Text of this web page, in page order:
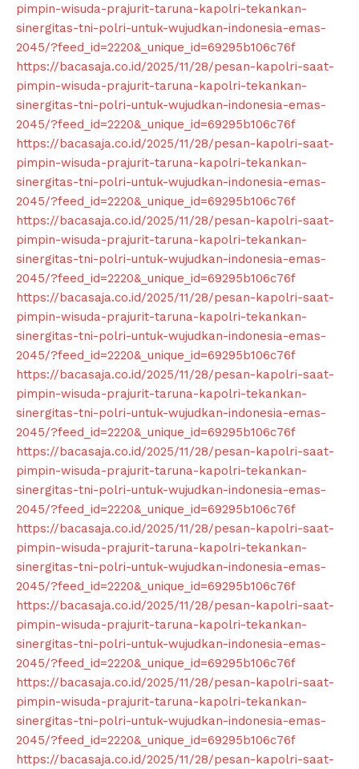
pimpin-wisuda-prajurit-taruna-kapolri-tekankan-
sinergitas-tni-polri-untuk-wujudkan-indonesia-emas-
2045/?feed_id=2220&_unique_id=69295b106c76f
https://bacasaja.co.id/2025/11/28/pesan-kapolri-saat-
pimpin-wisuda-prajurit-taruna-kapolri-tekankan-
sinergitas-tni-polri-untuk-wujudkan-indonesia-emas-
2045/?feed_id=2220&_unique_id=69295b106c76f
https://bacasaja.co.id/2025/11/28/pesan-kapolri-saat-
pimpin-wisuda-prajurit-taruna-kapolri-tekankan-
sinergitas-tni-polri-untuk-wujudkan-indonesia-emas-
2045/?feed_id=2220&_unique_id=69295b106c76f
https://bacasaja.co.id/2025/11/28/pesan-kapolri-saat-
pimpin-wisuda-prajurit-taruna-kapolri-tekankan-
sinergitas-tni-polri-untuk-wujudkan-indonesia-emas-
2045/?feed_id=2220&_unique_id=69295b106c76f
https://bacasaja.co.id/2025/11/28/pesan-kapolri-saat-
pimpin-wisuda-prajurit-taruna-kapolri-tekankan-
sinergitas-tni-polri-untuk-wujudkan-indonesia-emas-
2045/?feed_id=2220&_unique_id=69295b106c76f
https://bacasaja.co.id/2025/11/28/pesan-kapolri-saat-
pimpin-wisuda-prajurit-taruna-kapolri-tekankan-
sinergitas-tni-polri-untuk-wujudkan-indonesia-emas-
2045/?feed_id=2220&_unique_id=69295b106c76f
https://bacasaja.co.id/2025/11/28/pesan-kapolri-saat-
pimpin-wisuda-prajurit-taruna-kapolri-tekankan-
sinergitas-tni-polri-untuk-wujudkan-indonesia-emas-
2045/?feed_id=2220&_unique_id=69295b106c76f
https://bacasaja.co.id/2025/11/28/pesan-kapolri-saat-
pimpin-wisuda-prajurit-taruna-kapolri-tekankan-
sinergitas-tni-polri-untuk-wujudkan-indonesia-emas-
2045/?feed_id=2220&_unique_id=69295b106c76f
https://bacasaja.co.id/2025/11/28/pesan-kapolri-saat-
pimpin-wisuda-prajurit-taruna-kapolri-tekankan-
sinergitas-tni-polri-untuk-wujudkan-indonesia-emas-
2045/?feed_id=2220&_unique_id=69295b106c76f
https://bacasaja.co.id/2025/11/28/pesan-kapolri-saat-
pimpin-wisuda-prajurit-taruna-kapolri-tekankan-
sinergitas-tni-polri-untuk-wujudkan-indonesia-emas-
2045/?feed_id=2220&_unique_id=69295b106c76f
https://bacasaja.co.id/2025/11/28/pesan-kapolri-saat-